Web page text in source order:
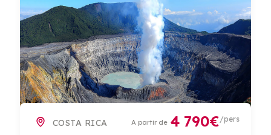
COSTA RICA A partir de 4 790€/pers